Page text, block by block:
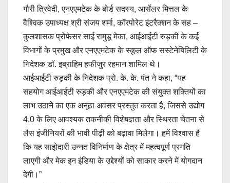
गौरी त्रिवेदी, एनएएमटेक के बोर्ड सदस्य, आर्सेलर मित्तल के
वैश्विक उपाध्यक्ष श्री संजय शर्मा, कॉरपोरेट इंटरैक्शन के सह –
कुलशासक प्रोफेसर साई रामुडू मेका, आईआईटी रुड़की के कई
विभागों के प्रमुख और एनएएमटेक के स्कूल ऑफ सस्टेनेबिलिटी के
निदेशक डॉ. इब्राहिम हफीजुर रहमान शामिल थे।
आईआईटी रुड़की के निदेशक प्रो. के. के. पंत ने कहा, “यह
सहयोग आईआईटी रुड़की और एनएएमटेक की संयुक्त शक्तियों का
लाभ उठाने का एक अनूठा अवसर प्रस्तुत करता है, जिससे उद्योग
4.0 के लिए आवश्यक तकनीकी विशेषज्ञता और स्थिरता चेतना से
लैस इंजीनियरों की भावी पीढ़ी को बढ़ावा मिलेगा। हमें विश्वास है
कि यह साझेदारी उन्नत विनिर्माण के क्षेत्र में महत्वपूर्ण प्रगति
लाएगी और मेक इन इंडिया के उद्देश्यों को साकार करने में योगदान
देगी।”